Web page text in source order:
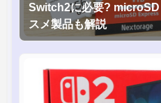
Switch2に必要?
スメ製品も解説